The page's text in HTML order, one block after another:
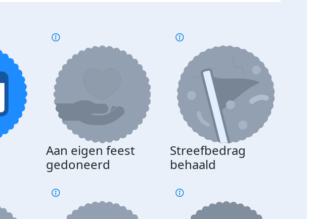
Aan eigen feest
gedoneerd
Streefbedrag
behaald